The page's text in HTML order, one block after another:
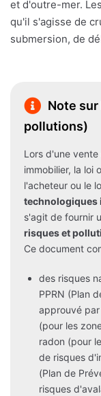
et d'outre-mer.
qu'il s'agisse de
submersion, de
Note
pollutions)
Lors d'une
immobilier, la loi
l'acheteur ou le
technologiques
s'agit de fournir
risques et
Ce document
des risques
PPRN (Plan
approuvé
(pour les
radon (pour
de risques
(Plan de
risques